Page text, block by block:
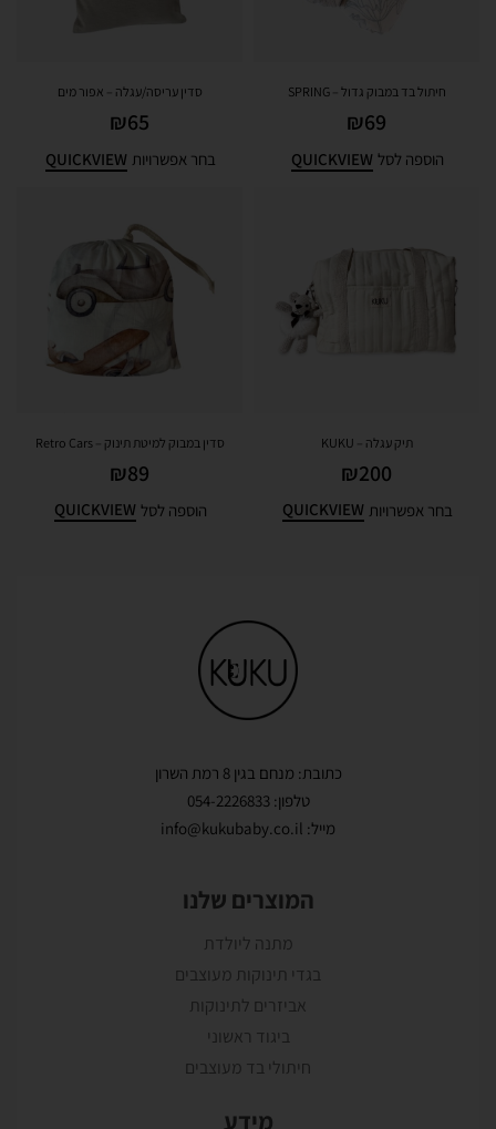
חיתול בד במבוק גדול – SPRING
₪69
הוספה לסל QUICKVIEW
סדין עריסה/עגלה – אפור מים
₪65
בחר אפשרויות QUICKVIEW
תיק עגלה – KUKU
₪200
בחר אפשרויות QUICKVIEW
סדין במבוק למיטת תינוק – Retro Cars
₪89
הוספה לסל QUICKVIEW
כתובת: מנחם בגין 8 רמת השרון
טלפון: 054-2226833
מייל: info@kukubaby.co.il
המוצרים שלנו
מתנה ליולדת
בגדי תינוקות מעוצבים
אביזרים לתינוקות
ביגוד ראשוני
חיתולי בד מעוצבים
מידע